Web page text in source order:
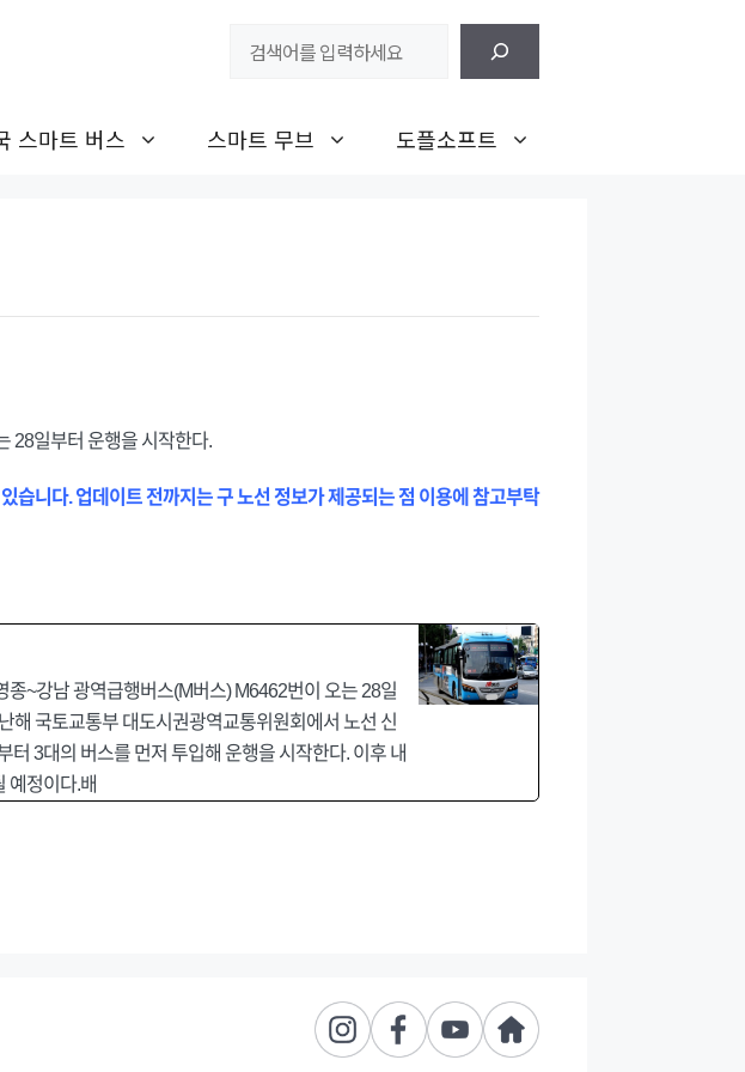
스마트 버스 스마트 무브 도플소프트
28일부터 운행을 시작한다.
습니다. 업데이트 전까지는 구 노선 정보가 제공되는 점 이용에 참고부탁
종~강남 광역급행버스(M버스) M6462번이 오는 28일
해 국토교통부 대도시권광역교통위원회에서 노선 신
3대의 버스를 먼저 투입해 운행을 시작한다. 이후 내
예정이다.배